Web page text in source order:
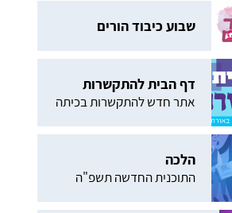
שבוע כיבוד הורים
דף הבית להתקשרות
אתר חדש להתקשרות בכיתה
הלכה
התוכנית החדשה תשפ"ה